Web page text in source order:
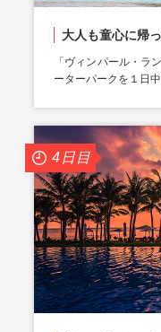
大人も童心に帰
「ヴィンパール・ラ
ーターパークを１日中
4日目